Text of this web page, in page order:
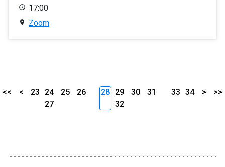
17:00
Zoom
<< < 23 24 25
26
27
28 29 30
31
32
33 34 > >>